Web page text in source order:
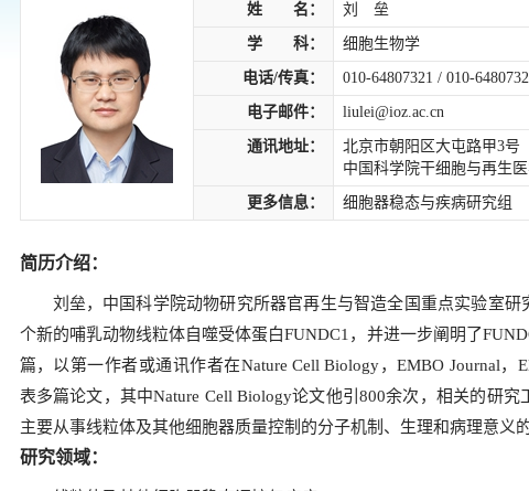
姓 名： 刘 垒
学 科： 细胞生物学
电话/传真： 010-64807321 / 010-
电子邮件： liulei@ioz.ac.cn
通讯地址：
北京市朝阳区大屯路甲3号
中国科学院干细胞与再生
更多信息： 细胞器稳态与疾病研究组
简历介绍：
刘垒，中国科学院动物研究所器官再生与智造全国重点实验室
个新的哺乳动物线粒体自噬受体蛋白FUNDC1，并进一步阐明了
篇，以第一作者或通讯作者在Nature Cell Biology，EMBO Journal，
表多篇论文，其中Nature Cell Biology论文他引800余次，相关的研
主要从事线粒体及其他细胞器质量控制的分子机制、生理和病理意义的
研究领域：